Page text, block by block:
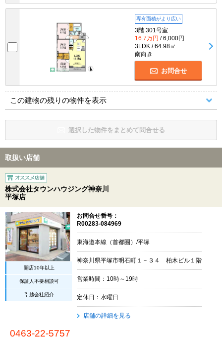
専有面積がより広い
3階 301号室
16.7万円 / 6,000円
3LDK / 64.98㎡
南向き
お問合せ
この建物の残りの物件を表示
選択した物件をまとめて問合せる
取扱い店舗
株式会社タウンハウジング神奈川
平塚店
開店10年以上
保証人不要相談可
引越会社紹介
お問合せ番号：
R00283-084969
東海道本線（首都圏）/平塚
神奈川県平塚市明石町１－３４ 柏木ビル１階
営業時間：10時～19時
定休日：水曜日
店舗の詳細を見る
0463-22-5757